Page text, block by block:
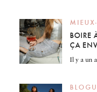
MIEUX-
BOIRE
ÇA
il y a un